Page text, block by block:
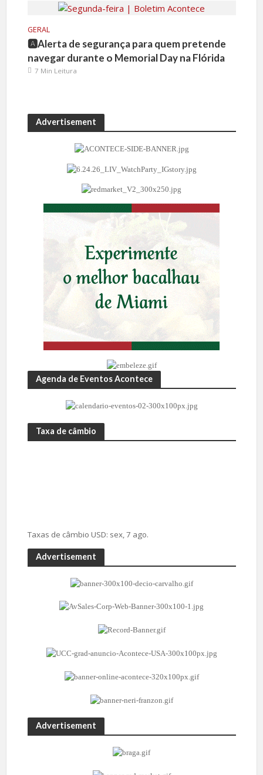
GERAL
🅰️Alerta de segurança para quem pretende
navegar durante o Memorial Day na Flórida
7 Min Leitura
Advertisement
Agenda de Eventos Acontece
Taxa de câmbio
Taxas de câmbio USD: sex, 7 ago.
Advertisement
Advertisement